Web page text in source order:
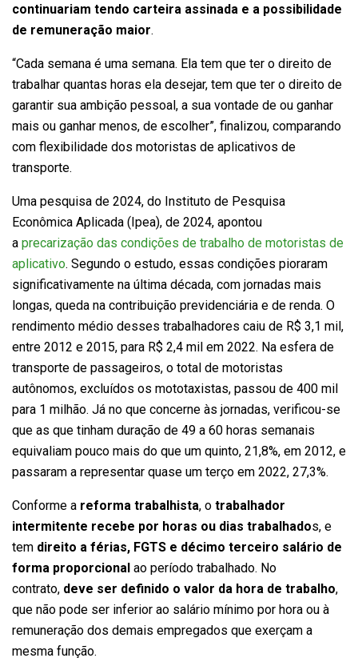
continuariam tendo carteira assinada e a possibilidade
de remuneração maior.
“Cada semana é uma semana. Ela tem que ter o direito de
trabalhar quantas horas ela desejar, tem que ter o direito de
garantir sua ambição pessoal, a sua vontade de ou ganhar
mais ou ganhar menos, de escolher”, finalizou, comparando
com flexibilidade dos motoristas de aplicativos de
transporte.
Uma pesquisa de 2024, do Instituto de Pesquisa
Econômica Aplicada (Ipea), de 2024, apontou
a precarização das condições de trabalho de motoristas de
aplicativo. Segundo o estudo, essas condições pioraram
significativamente na última década, com jornadas mais
longas, queda na contribuição previdenciária e de renda. O
rendimento médio desses trabalhadores caiu de R$ 3,1 mil,
entre 2012 e 2015, para R$ 2,4 mil em 2022. Na esfera de
transporte de passageiros, o total de motoristas
autônomos, excluídos os mototaxistas, passou de 400 mil
para 1 milhão. Já no que concerne às jornadas, verificou-se
que as que tinham duração de 49 a 60 horas semanais
equivaliam pouco mais do que um quinto, 21,8%, em 2012, e
passaram a representar quase um terço em 2022, 27,3%.
Conforme a reforma trabalhista, o trabalhador
intermitente recebe por horas ou dias trabalhados, e
tem direito a férias, FGTS e décimo terceiro salário de
forma proporcional ao período trabalhado. No
contrato, deve ser definido o valor da hora de trabalho,
que não pode ser inferior ao salário mínimo por hora ou à
remuneração dos demais empregados que exerçam a
mesma função.